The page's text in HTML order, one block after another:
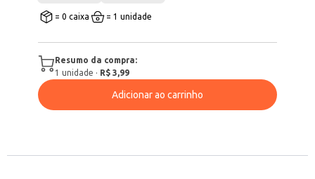
= 0 caixa = 1 unidade
Resumo da compra:
1 unidade · R$ 3,99
Adicionar ao carrinho